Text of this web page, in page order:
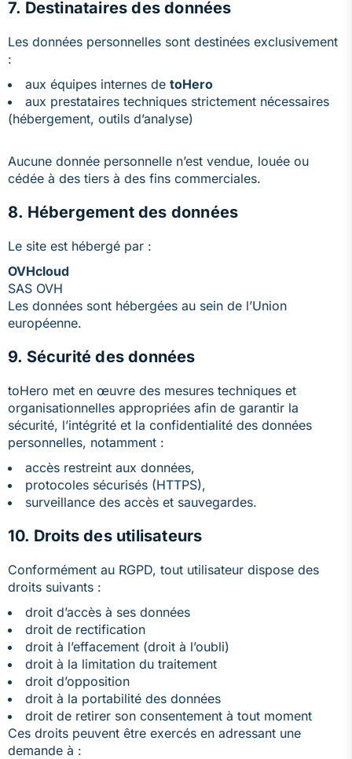
7. Destinataires des données
Les données personnelles sont destinées exclusivement
:
aux équipes internes de toHero
aux prestataires techniques strictement nécessaires
(hébergement, outils d’analyse)
Aucune donnée personnelle n’est vendue, louée ou
cédée à des tiers à des fins commerciales.
8. Hébergement des données
Le site est hébergé par :
OVHcloud
SAS OVH
Les données sont hébergées au sein de l’Union
européenne.
9. Sécurité des données
toHero met en œuvre des mesures techniques et
organisationnelles appropriées afin de garantir la
sécurité, l’intégrité et la confidentialité des données
personnelles, notamment :
accès restreint aux données,
protocoles sécurisés (HTTPS),
surveillance des accès et sauvegardes.
10. Droits des utilisateurs
Conformément au RGPD, tout utilisateur dispose des
droits suivants :
droit d’accès à ses données
droit de rectification
droit à l’effacement (droit à l’oubli)
droit à la limitation du traitement
droit d’opposition
droit à la portabilité des données
droit de retirer son consentement à tout moment
Ces droits peuvent être exercés en adressant une
demande à :